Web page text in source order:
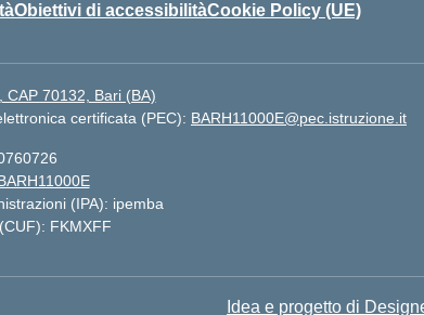
Obiettivi di accessibilitàCookie Policy (UE)
70132, Bari (BA)
certificata (PEC): BARH11000E@pec.istruzione.it
(IPA): ipemba
FKMXFF
Idea e progetto di